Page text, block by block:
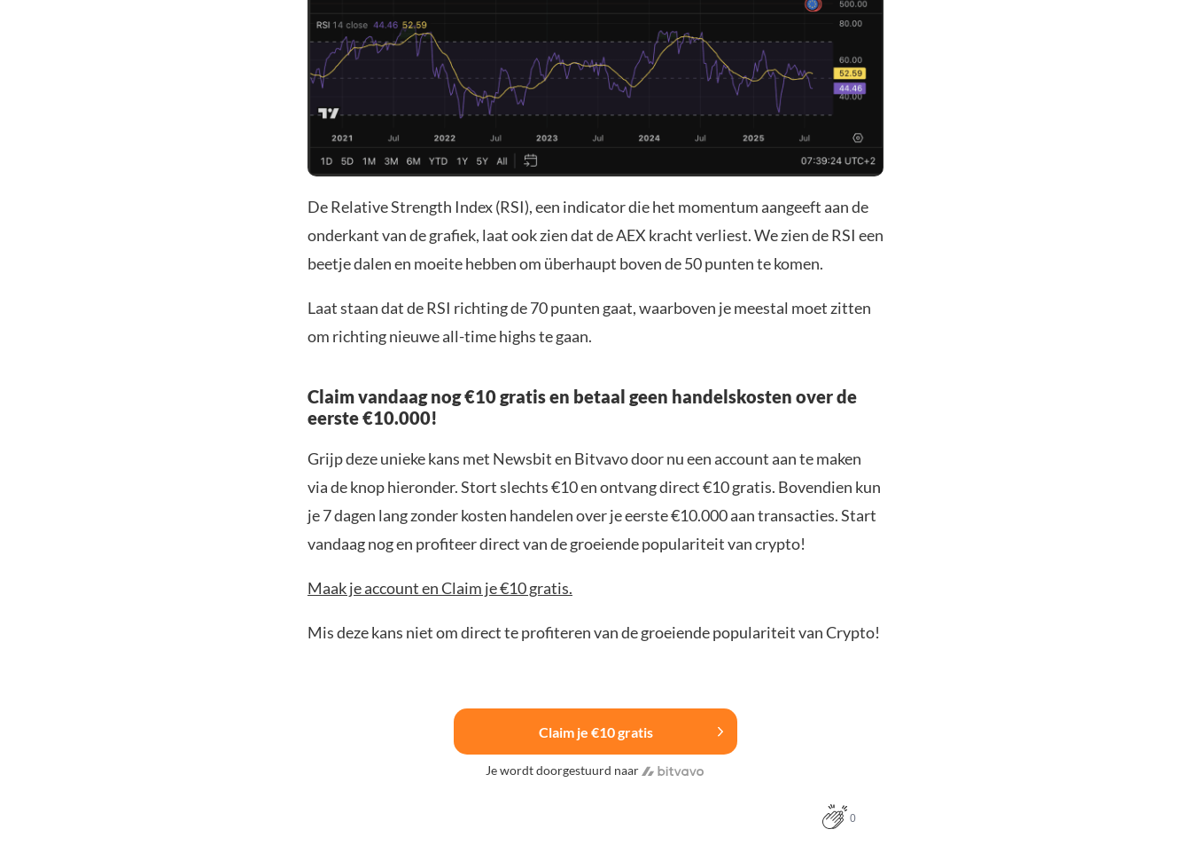
De Relative Strength Index (RSI), een indicator die het momentum aangeeft aan de
onderkant van de grafiek, laat ook zien dat de AEX kracht verliest. We zien de RSI een
beetje dalen en moeite hebben om überhaupt boven de 50 punten te komen.
Laat staan dat de RSI richting de 70 punten gaat, waarboven je meestal moet zitten
om richting nieuwe all-time highs te gaan.
Claim vandaag nog €10 gratis en betaal geen handelskosten over de
eerste €10.000!
Grijp deze unieke kans met Newsbit en Bitvavo door nu een account aan te maken
via de knop hieronder. Stort slechts €10 en ontvang direct €10 gratis. Bovendien kun
je 7 dagen lang zonder kosten handelen over je eerste €10.000 aan transacties. Start
vandaag nog en profiteer direct van de groeiende populariteit van crypto!
Maak je account en Claim je €10 gratis.
Mis deze kans niet om direct te profiteren van de groeiende populariteit van Crypto!
Claim je €10 gratis
Je wordt doorgestuurd naar
0